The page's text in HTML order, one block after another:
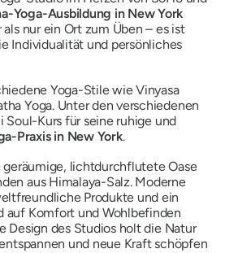
Yoga-Ausbildung in New York
nur ein Ort zum Üben – es ist
Individualität und persönliches
Yoga-Stile wie Vinyasa
Yoga. Unter den verschiedenen
Soul-Kurs für seine ruhige und
Praxis in New York.
geräumige, lichtdurchflutete Oase
aus Himalaya-Salz. Moderne
Produkte und ein
auf Komfort und Wohlbefinden
Design des Studios holt die Natur
und neue Kraft schöpfen